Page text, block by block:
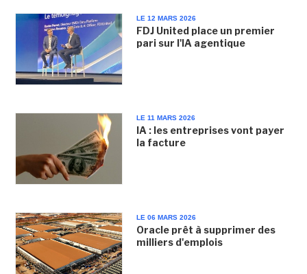
LE 12 MARS 2026
FDJ United place un premier
pari sur l'IA agentique
LE 11 MARS 2026
IA : les entreprises vont payer
la facture
LE 06 MARS 2026
Oracle prêt à supprimer des
milliers d'emplois